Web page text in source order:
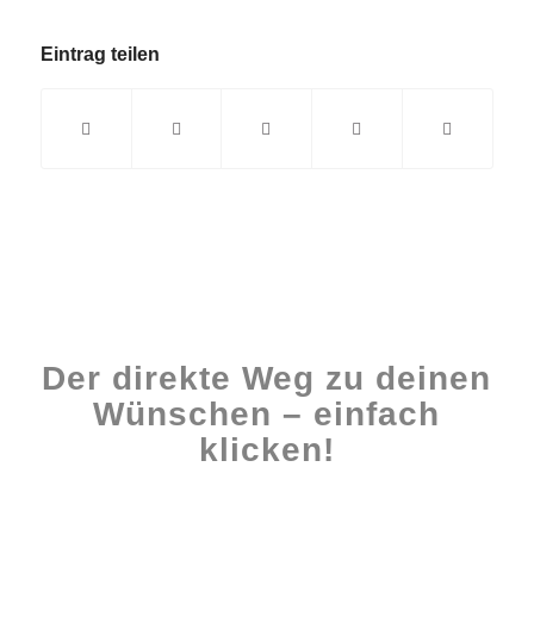
Eintrag teilen
Der direkte Weg zu deinen
Wünschen – einfach
klicken!